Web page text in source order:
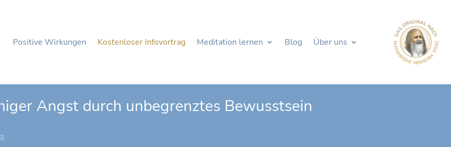
Positive Wirkungen Kostenloser Infovortrag Meditation lernen Blog Über uns
Angst durch unbegrenztes Bewusstsein